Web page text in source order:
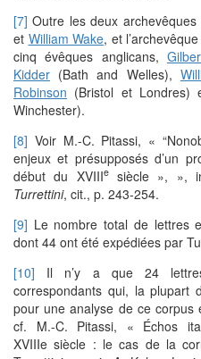
[7] Outre les deux archevêques
et William Wake, et
cinq évêques anglicans,
Kidder (Bath and Welles),
Robinson (Bristol et
Winchester).
[8] Voir M.-C. Pitassi, «
enjeux et présupposés d’un
début du XVIIIesiècle », »,
Turrettini, cit., p. 243-254.
[9] Le nombre total de lettres
dont 44 ont été expédiées par
[10] Il n’y a que 24
correspondants qui, la plupart
pour une analyse de ce corpus
cf. M.-C. Pitassi, « Échos
XVIIIe siècle : le cas de la